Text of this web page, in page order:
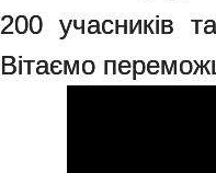
200 учасників
Вітаємо